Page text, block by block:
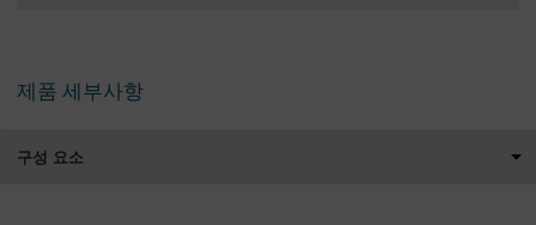
제품 세부사항
구성 요소